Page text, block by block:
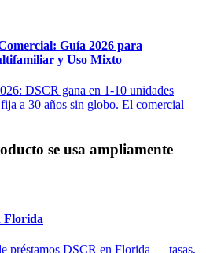
Guía 2026 para
y Uso Mixto
DSCR gana en 1-10 unidades
a 30 años sin globo. El comercial
se usa ampliamente
Florida
préstamos DSCR en Florida — tasas,